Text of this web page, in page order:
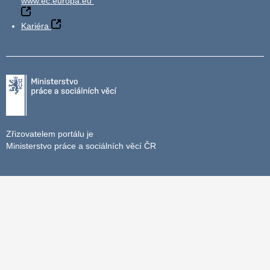
Kariéra
Zřizovatelem portálu je
Ministerstvo práce a sociálních věcí ČR